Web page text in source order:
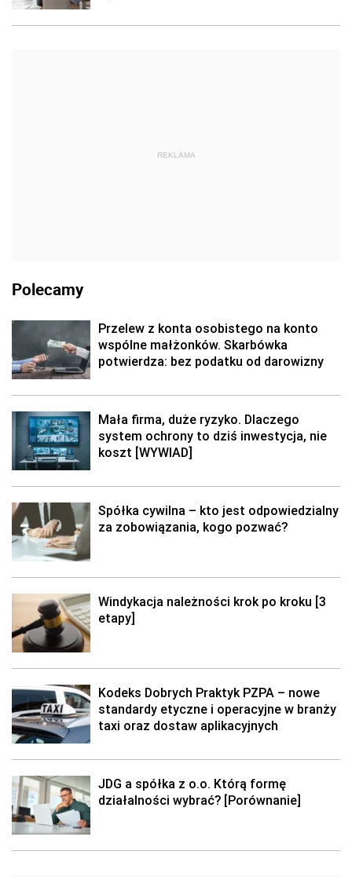
REKLAMA
Polecamy
Przelew z konta osobistego na konto
wspólne małżonków. Skarbówka
potwierdza: bez podatku od darowizny
Mała firma, duże ryzyko. Dlaczego
system ochrony to dziś inwestycja, nie
koszt [WYWIAD]
Spółka cywilna – kto jest odpowiedzialny
za zobowiązania, kogo pozwać?
Windykacja należności krok po kroku [3
etapy]
Kodeks Dobrych Praktyk PZPA – nowe
standardy etyczne i operacyjne w branży
taxi oraz dostaw aplikacyjnych
JDG a spółka z o.o. Którą formę
działalności wybrać? [Porównanie]